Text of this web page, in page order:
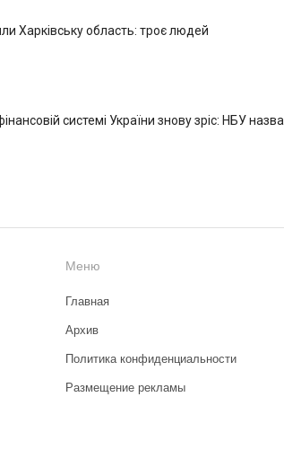
Харківську область: троє людей
системі України знову зріс: НБУ
Меню
Главная
Архив
Политика конфиденциальности
Размещение рекламы